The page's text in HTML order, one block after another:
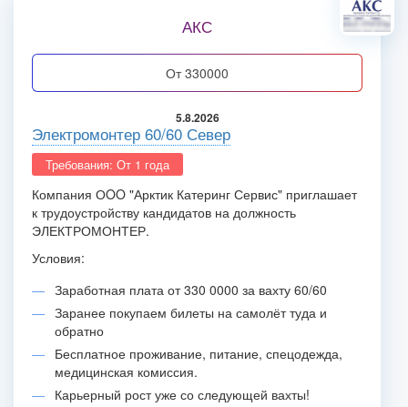
АКС
от 330000
5.8.2026
Электромонтер 60/60 Север
Требования: От 1 года
Компания ОOO "Арктик Катеринг Сервис" приглашает
к трудоустройству кандидатов на должность
ЭЛЕКТРОМОНТЕР.
Условия:
Заработная плата от 330 0000 за вахту 60/60
Заранее покупаем билеты на самолёт туда и
обратно
Бесплатное проживание, питание, спецодежда,
медицинская комиссия.
Карьерный рост уже со следующей вахты!